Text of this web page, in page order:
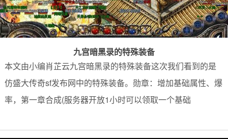
九宫暗黑录的特殊装备
本文由小编肖芷云九宫暗黑录的特殊装备这次我们看到的是
仿盛大传奇sf发布网中的特殊装备。勋章：增加基础属性、爆
率，第一章合成(服务器开放1小时可以领取一个基础